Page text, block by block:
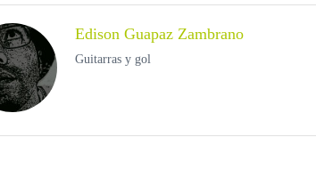
Edison Guapaz Zambrano
Guitarras y gol